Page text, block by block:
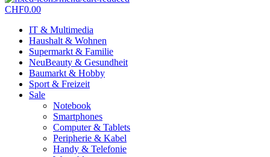
CHF0.00
IT & Multimedia
Haushalt & Wohnen
Supermarkt & Familie
NeuBeauty & Gesundheit
Baumarkt & Hobby
Sport & Freizeit
Sale
Notebook
Smartphones
Computer & Tablets
Peripherie & Kabel
Handy & Telefonie